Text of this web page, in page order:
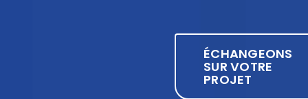
ÉCHANGEONS
SUR VOTRE
PROJET